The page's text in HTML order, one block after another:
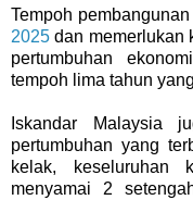
Tempoh
2025 dan memerlukan
pertumbuhan
tempoh lima tahun
Iskandar Malaysia
pertumbuhan yang
kelak, keseluruhan
menyamai 2